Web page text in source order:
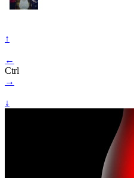
↑
←
Ctrl
→
↓